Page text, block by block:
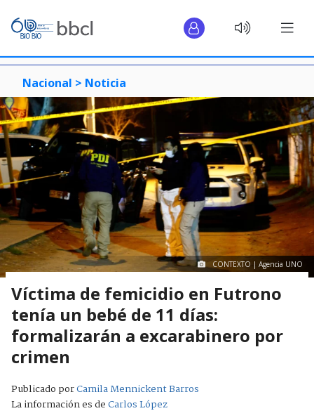
Nacional > Noticia
CONTEXTO | Agencia UNO
Víctima de femicidio en Futrono
tenía un bebé de 11 días:
formalizarán a excarabinero por
crimen
Publicado porCamila Mennickent Barros
La información es deCarlos López